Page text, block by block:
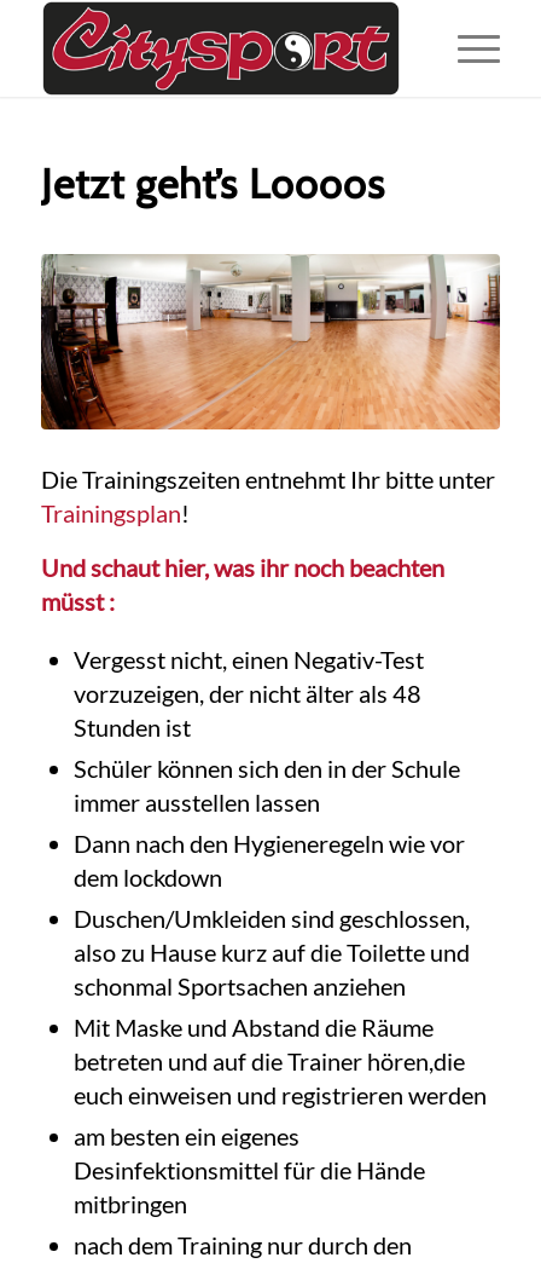
Jetzt geht’s Loooos
Die Trainingszeiten entnehmt Ihr bitte unter
Trainingsplan!
Und schaut hier, was ihr noch beachten
müsst :
Vergesst nicht, einen Negativ-Test
vorzuzeigen, der nicht älter als 48
Stunden ist
Schüler können sich den in der Schule
immer ausstellen lassen
Dann nach den Hygieneregeln wie vor
dem lockdown
Duschen/Umkleiden sind geschlossen,
also zu Hause kurz auf die Toilette und
schonmal Sportsachen anziehen
Mit Maske und Abstand die Räume
betreten und auf die Trainer hören,die
euch einweisen und registrieren werden
am besten ein eigenes
Desinfektionsmittel für die Hände
mitbringen
nach dem Training nur durch den